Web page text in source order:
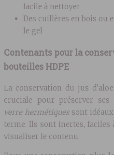
facile à nettoyer
Des cuillères en bois ou
le gel
Contenants pour la
bouteilles HDPE
La conservation du jus
cruciale pour préserver ses
verre hermétiques sont
terme. Ils sont inertes,
visualiser le contenu.